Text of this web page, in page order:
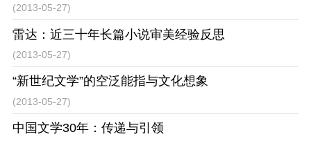
(2013-05-27)
雷达：近三十年长篇小说审美经验反思
(2013-05-27)
“新世纪文学”的空泛能指与文化想象
(2013-05-27)
中国文学30年：传递与引领